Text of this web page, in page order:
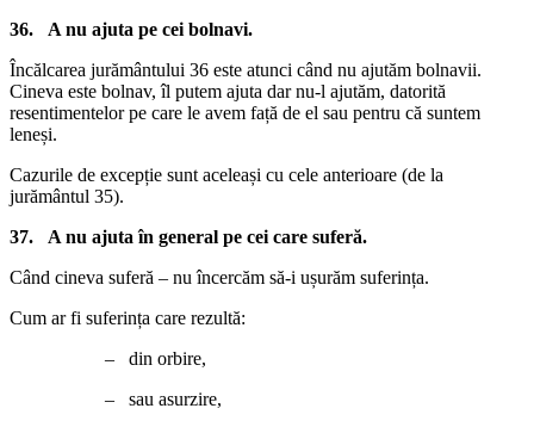
36. A nu ajuta pe cei bolnavi.
Încălcarea jurământului 36 este atunci când nu ajutăm bolnavii.
Cineva este bolnav, îl putem ajuta dar nu-l ajutăm, datorită
resentimentelor pe care le avem față de el sau pentru că suntem
leneși.
Cazurile de excepție sunt aceleași cu cele anterioare (de la
jurământul 35).
37. A nu ajuta în general pe cei care suferă.
Când cineva suferă – nu încercăm să-i ușurăm suferința.
Cum ar fi suferința care rezultă:
– din orbire,
– sau asurzire,